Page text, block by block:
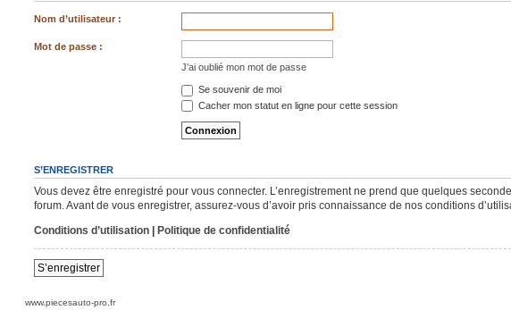
Nom d’utilisateur :
Mot de passe :
J’ai oublié mon mot de passe
Se souvenir de moi
Cacher mon statut en ligne pour cette session
S’ENREGISTRER
Vous devez être enregistré pour vous connecter. L’enregistrement ne prend que quelques
forum. Avant de vous enregistrer, assurez-vous d’avoir pris connaissance de nos conditions
Conditions d’utilisation| Politique de confidentialité
S’enregistrer
www.piecesauto-pro.fr